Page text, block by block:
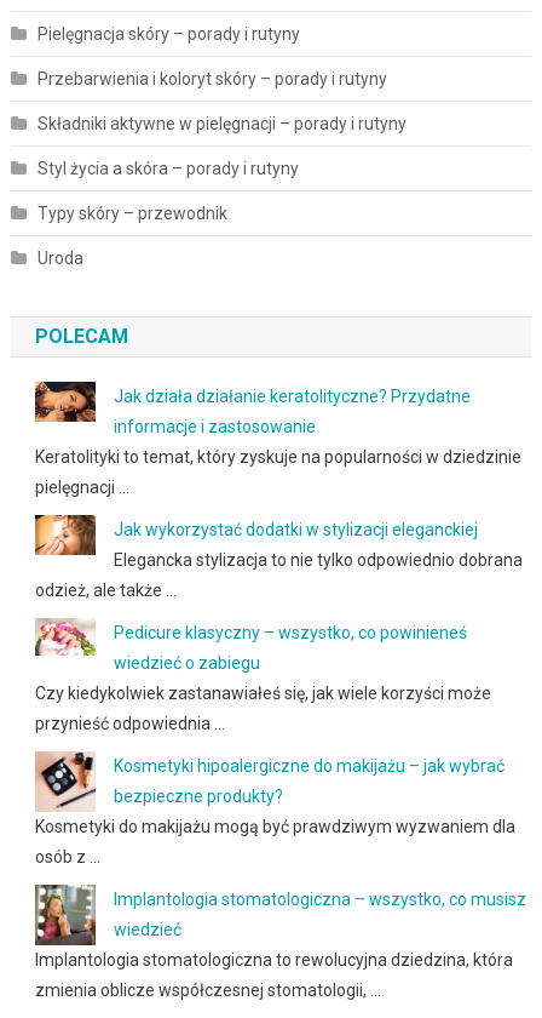
Pielęgnacja skóry – porady i rutyny
Przebarwienia i koloryt skóry – porady i rutyny
Składniki aktywne w pielęgnacji – porady i rutyny
Styl życia a skóra – porady i rutyny
Typy skóry – przewodnik
Uroda
POLECAM
Jak działa działanie keratolityczne? Przydatne
informacje i zastosowanie
Keratolityki to temat, który zyskuje na popularności w dziedzinie
pielęgnacji …
Jak wykorzystać dodatki w stylizacji eleganckiej
Elegancka stylizacja to nie tylko odpowiednio dobrana
odzież, ale także …
Pedicure klasyczny – wszystko, co powinieneś
wiedzieć o zabiegu
Czy kiedykolwiek zastanawiałeś się, jak wiele korzyści może
przynieść odpowiednia …
Kosmetyki hipoalergiczne do makijażu – jak wybrać
bezpieczne produkty?
Kosmetyki do makijażu mogą być prawdziwym wyzwaniem dla
osób z …
Implantologia stomatologiczna – wszystko, co musisz
wiedzieć
Implantologia stomatologiczna to rewolucyjna dziedzina, która
zmienia oblicze współczesnej stomatologii, …